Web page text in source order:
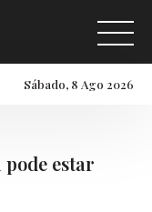
Sábado, 8 Ago 2026
estar